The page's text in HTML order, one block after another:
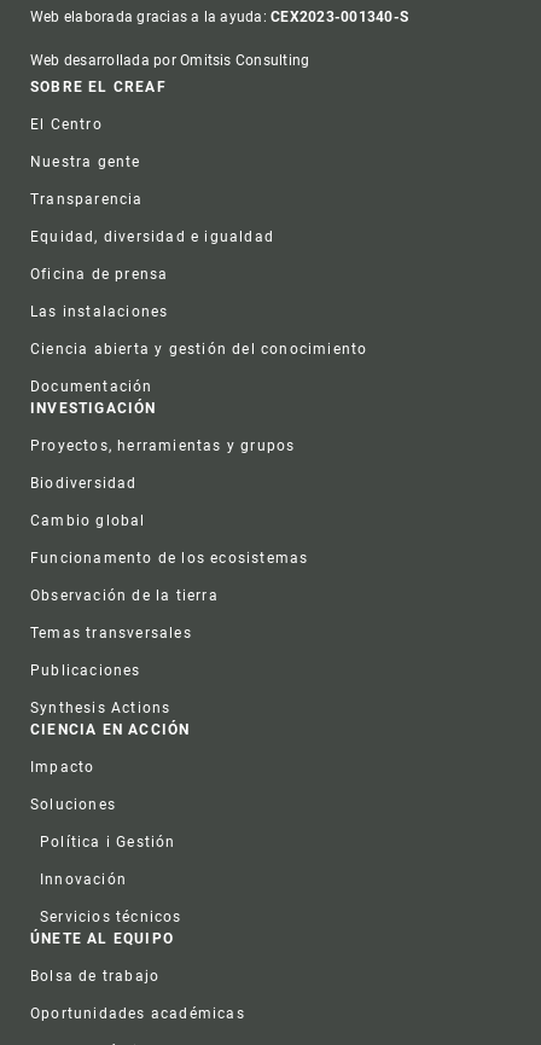
Web elaborada gracias a la ayuda:CEX2023-001340-S
Web desarrollada por Omitsis Consulting
Footer
SOBRE EL CREAF
El Centro
Nuestra gente
Transparencia
Equidad, diversidad e igualdad
Oficina de prensa
Las instalaciones
Ciencia abierta y gestión del conocimiento
Documentación
INVESTIGACIÓN
Proyectos, herramientas y grupos
Biodiversidad
Cambio global
Funcionamento de los ecosistemas
Observación de la tierra
Temas transversales
Publicaciones
Synthesis Actions
CIENCIA EN ACCIÓN
Impacto
Soluciones
Política i Gestión
Innovación
Servicios técnicos
ÚNETE AL EQUIPO
Bolsa de trabajo
Oportunidades académicas